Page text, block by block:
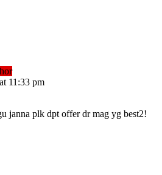
11:33 pm
janna plk dpt offer dr mag yg best2!